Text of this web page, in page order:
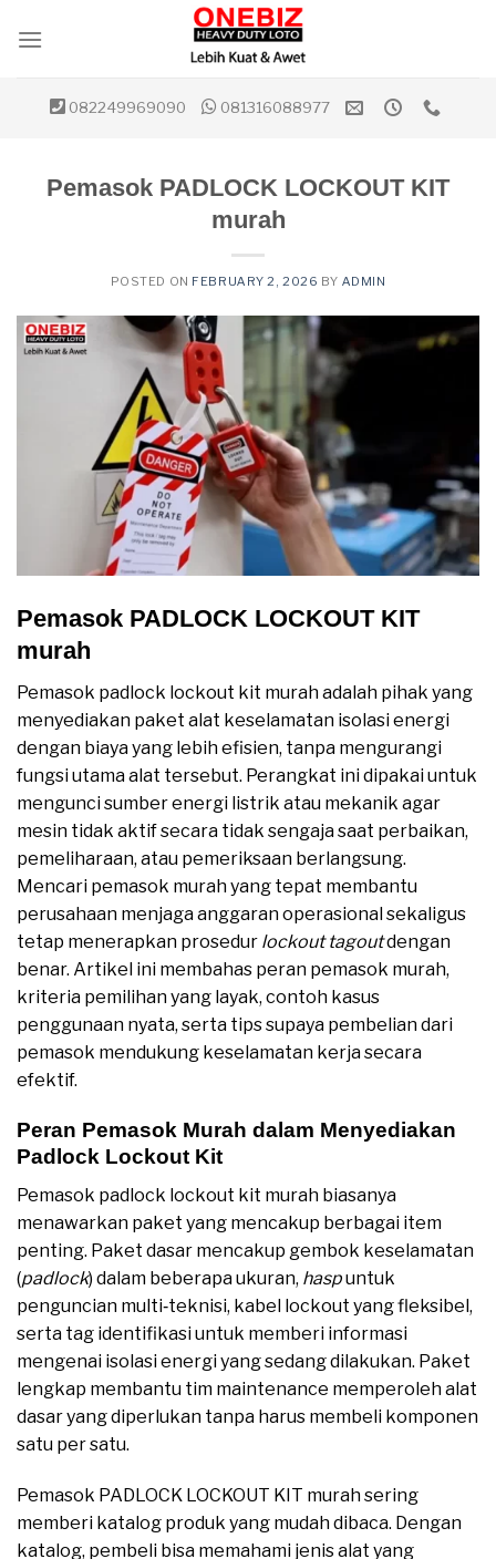
082249969090 081316088977
Pemasok PADLOCK LOCKOUT KIT
murah
POSTED ON FEBRUARY 2, 2026 BY ADMIN
Pemasok PADLOCK LOCKOUT KIT
murah
Pemasok padlock lockout kit murah adalah pihak yang
menyediakan paket alat keselamatan isolasi energi
dengan biaya yang lebih efisien, tanpa mengurangi
fungsi utama alat tersebut. Perangkat ini dipakai untuk
mengunci sumber energi listrik atau mekanik agar
mesin tidak aktif secara tidak sengaja saat perbaikan,
pemeliharaan, atau pemeriksaan berlangsung.
Mencari pemasok murah yang tepat membantu
perusahaan menjaga anggaran operasional sekaligus
tetap menerapkan prosedur lockout tagoutdengan
benar. Artikel ini membahas peran pemasok murah,
kriteria pemilihan yang layak, contoh kasus
penggunaan nyata, serta tips supaya pembelian dari
pemasok mendukung keselamatan kerja secara
efektif.
Peran Pemasok Murah dalam Menyediakan
Padlock Lockout Kit
Pemasok padlock lockout kit murah biasanya
menawarkan paket yang mencakup berbagai item
penting. Paket dasar mencakup gembok keselamatan
(padlock) dalam beberapa ukuran, haspuntuk
penguncian multi‑teknisi, kabel lockout yang fleksibel,
serta tag identifikasi untuk memberi informasi
mengenai isolasi energi yang sedang dilakukan. Paket
lengkap membantu tim maintenance memperoleh alat
dasar yang diperlukan tanpa harus membeli komponen
satu per satu.
Pemasok PADLOCK LOCKOUT KIT murah sering
memberi katalog produk yang mudah dibaca. Dengan
katalog, pembeli bisa memahami jenis alat yang